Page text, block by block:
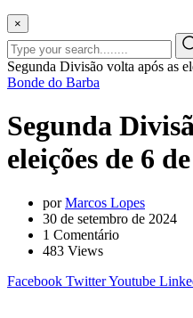
×
Segunda Divisão volta após as
Bonde do Barba
Segunda
eleições de 6
porMarcos Lopes
30 de setembro de 2024
1 Comentário
483 Views
Facebook TwitterYoutube